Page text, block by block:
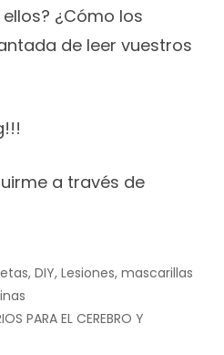
¿Cómo los
de leer vuestros
a través de
,DIY,Lesiones,mascarillas
PARA EL CEREBRO Y